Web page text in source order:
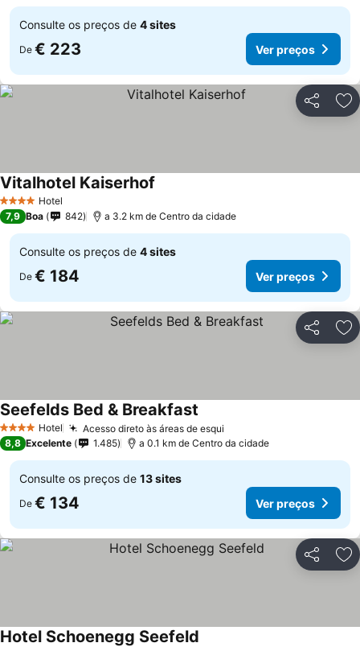
Consulte os preços de 4 sites
De € 223 Ver preços
Partilhar
4 EstrelasHotel
Vitalhotel Kaiserhof
7,9 Boa 842 a 3.2 km de Centro da cidade
Consulte os preços de 4 sites
De € 184 Ver preços
Partilhar
4 EstrelasHotel Acesso direto às áreas de esqui
Seefelds Bed & Breakfast
8,8 Excelente 1.485 a 0.1 km de Centro da cidade
Consulte os preços de 13 sites
De € 134 Ver preços
Partilhar
Hotel Schoenegg Seefeld